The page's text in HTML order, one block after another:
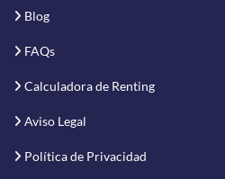
Blog
FAQs
Calculadora de Renting
Aviso Legal
Política de Privacidad